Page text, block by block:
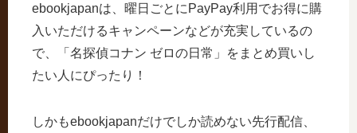
ebookjapanは、曜日ごとにPayPay利用でお得に購
入いただけるキャンペーンなどが充実しているの
で、「名探偵コナン ゼロの日常」をまとめ買いし
たい人にぴったり！
しかもebookjapanだけでしか読めない先行配信、